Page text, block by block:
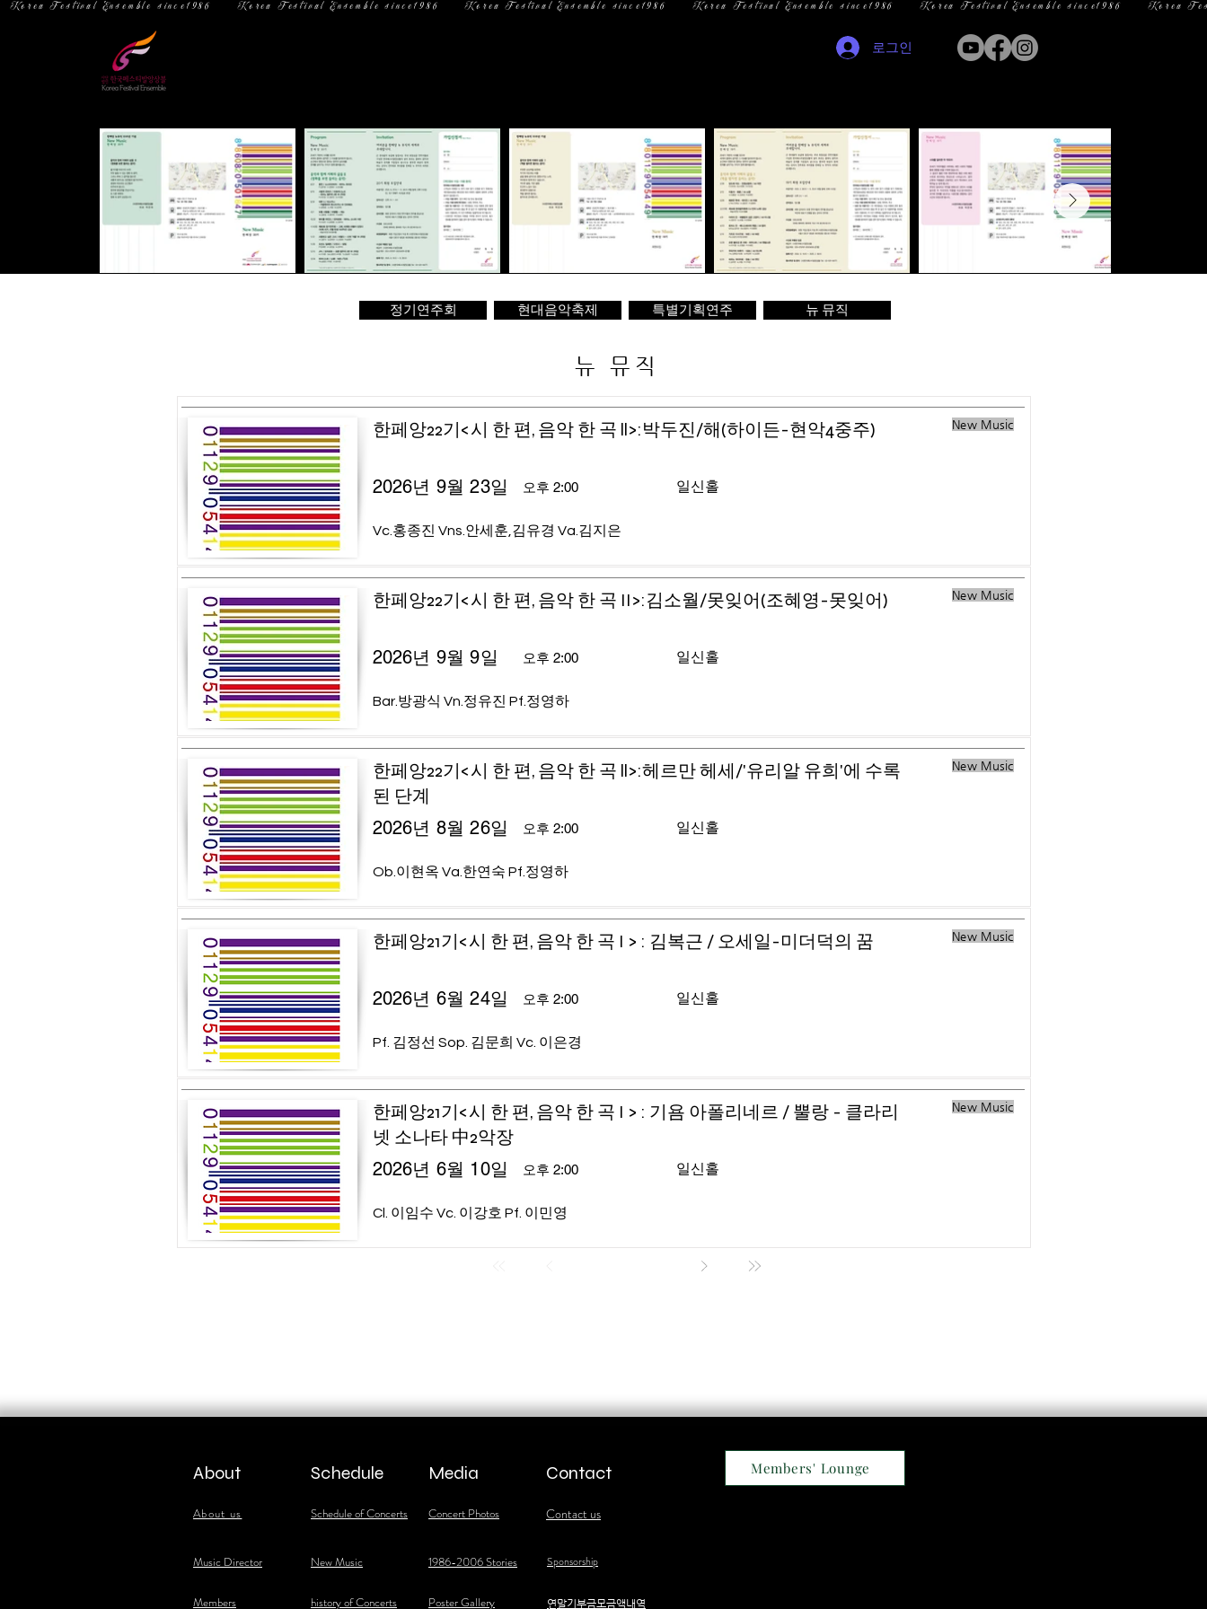
  Korea Festival Ensemble since1986
로그인
정기연주회 현대음악축제 특별기획연주 뉴 뮤직
뉴 뮤직
New Music
한페앙22기<시 한 편, 음악 한 곡 ll>:박두진/해(하이든-현악4중주)
오후 2:00
2026년 9월 23일 일신홀
Vc.홍종진 Vns.안세훈,김유경 Va.김지은
New Music
한페앙22기<시 한 편, 음악 한 곡 II>:김소월/못잊어(조혜영-못잊어)
오후 2:00
2026년 9월 9일 일신홀
Bar.방광식 Vn.정유진 Pf.정영하
New Music
한페앙22기<시 한 편, 음악 한 곡 ll>:헤르만 헤세/'유리알 유희'에 수록
된 단계
오후 2:00
2026년 8월 26일 일신홀
Ob.이현옥 Va.한연숙 Pf.정영하
New Music
한페앙21기<시 한 편, 음악 한 곡 I > : 김복근 / 오세일-미더덕의 꿈
오후 2:00
2026년 6월 24일 일신홀
Pf. 김정선 Sop. 김문희 Vc. 이은경
New Music
한페앙21기<시 한 편, 음악 한 곡 I > : 기욤 아폴리네르 / 뿔랑 - 클라리
넷 소나타 中2악장
오후 2:00
2026년 6월 10일 일신홀
Cl. 이임수 Vc. 이강호 Pf. 이민영
About
About us
​Music Director
​Members
Schedule
Schedule of Concerts
Media
Concert Photos
Contact
Contact us
New Music 1986-2006 Stories Sponsorship
history of Concerts Poster Gallery ​연말기부금모금액내역
Members' Lounge